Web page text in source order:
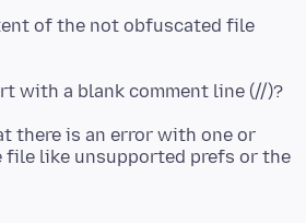
of the not obfuscated file
there is an error with one or
file like unsupported prefs or the